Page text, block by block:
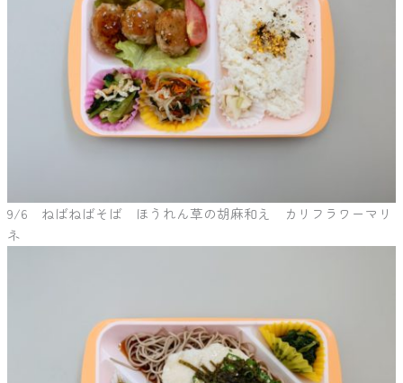
9/6 ねばねばそば ほうれん草の胡麻和え カリフラワーマリ
ネ